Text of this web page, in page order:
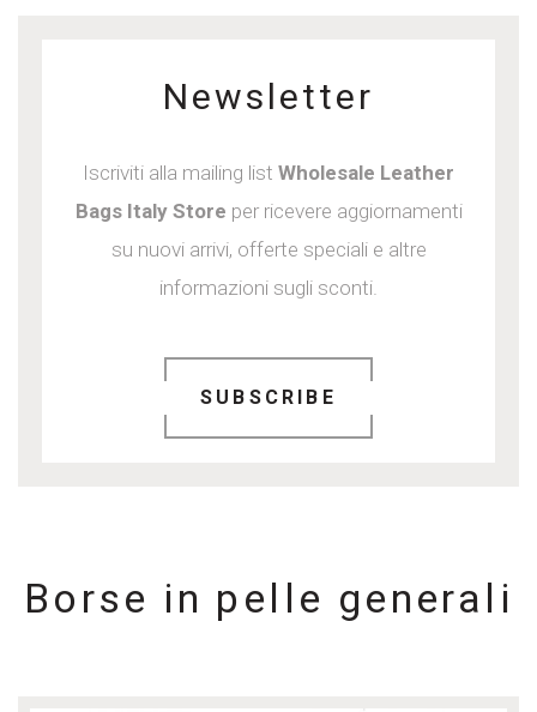
Newsletter
Iscriviti alla mailing list Wholesale Leather
Bags Italy Store per ricevere aggiornamenti
su nuovi arrivi, offerte speciali e altre
informazioni sugli sconti.
SUBSCRIBE
Borse in pelle generali